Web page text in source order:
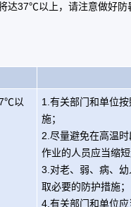
达37℃以上，请注意做好防
以
1.有关部门和单位
施；
2.尽量避免在高温
作业的人员应当缩
3.对老、弱、病、
取必要的防护措施；
4.有关部门和单位